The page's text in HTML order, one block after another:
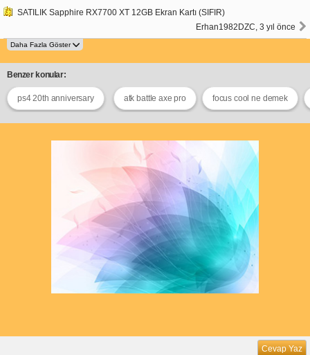
SATILIK Sapphire RX7700 XT 12GB Ekran Kartı (SIFIR)
Erhan1982DZC, 3 yıl önce
Benzer konular:
ps4 20th anniversary atk battle axe pro focus cool ne demek
Cevap Yaz